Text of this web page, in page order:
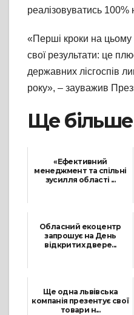
реалізовуватись
«Перші кроки на
свої результати: це
державних лісгоспів
року», – зауважив
Ще
«Ефективний
менеджмент та спільні
зусилля області ...
Обласний екоцентр
запрошує на День
відкритих двере...
Ще одна львівська
компанія презентує свої
товари н...